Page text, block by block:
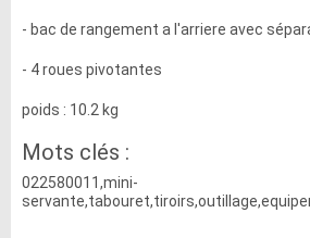
- bac de rangement a l'arriere avec
- 4 roues pivotantes
poids : 10.2 kg
Mots clés :
022580011,mini-